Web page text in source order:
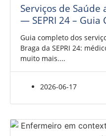
Serviços de
— SEPRI 24 – Guia
Guia completo dos
Braga da SEPRI 24:
muito mais....
2026-06-17